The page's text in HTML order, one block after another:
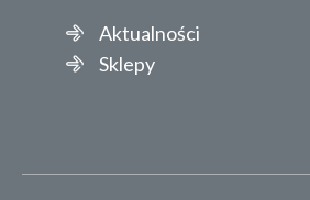
Aktualności
Sklepy